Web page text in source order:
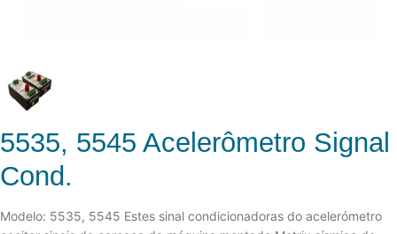
5535, 5545 Acelerômetro Signal
Cond.
Modelo: 5535, 5545 Estes sinal condicionadoras do acelerómetro